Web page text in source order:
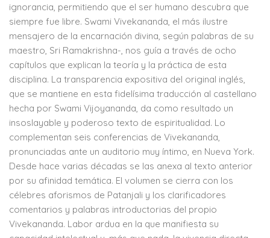
ignorancia, permitiendo que el ser humano descubra que
siempre fue libre. Swami Vivekananda, el más ilustre
mensajero de la encarnación divina, según palabras de su
maestro, Sri Ramakrishna-, nos guía a través de ocho
capítulos que explican la teoría y la práctica de esta
disciplina. La transparencia expositiva del original inglés,
que se mantiene en esta fidelísima traducción al castellano
hecha por Swami Vijoyananda, da como resultado un
insoslayable y poderoso texto de espiritualidad. Lo
complementan seis conferencias de Vivekananda,
pronunciadas ante un auditorio muy íntimo, en Nueva York.
Desde hace varias décadas se las anexa al texto anterior
por su afinidad temática. El volumen se cierra con los
célebres aforismos de Patanjali y los clarificadores
comentarios y palabras introductorias del propio
Vivekananda. Labor ardua en la que manifiesta su